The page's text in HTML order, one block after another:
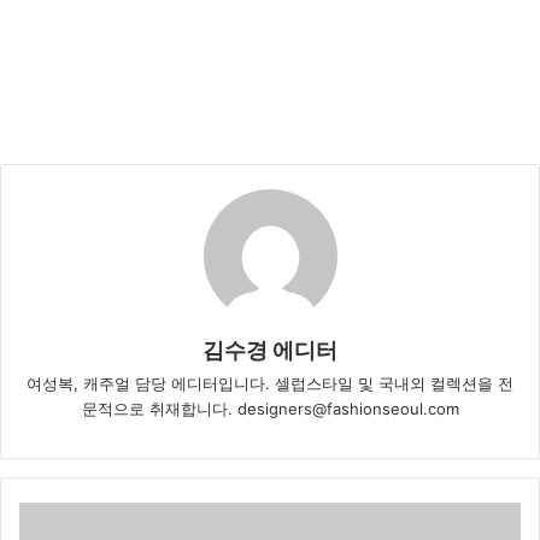
김수경 에디터
여성복, 캐주얼 담당 에디터입니다. 셀럽스타일 및 국내외 컬렉션을 전
문적으로 취재합니다. designers@fashionseoul.com